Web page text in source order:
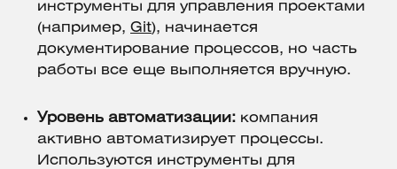
инструменты для управления проектами
(например, Git), начинается
документирование процессов, но часть
работы все еще выполняется вручную.
Уровень автоматизации: компания
активно автоматизирует процессы.
Используются инструменты для